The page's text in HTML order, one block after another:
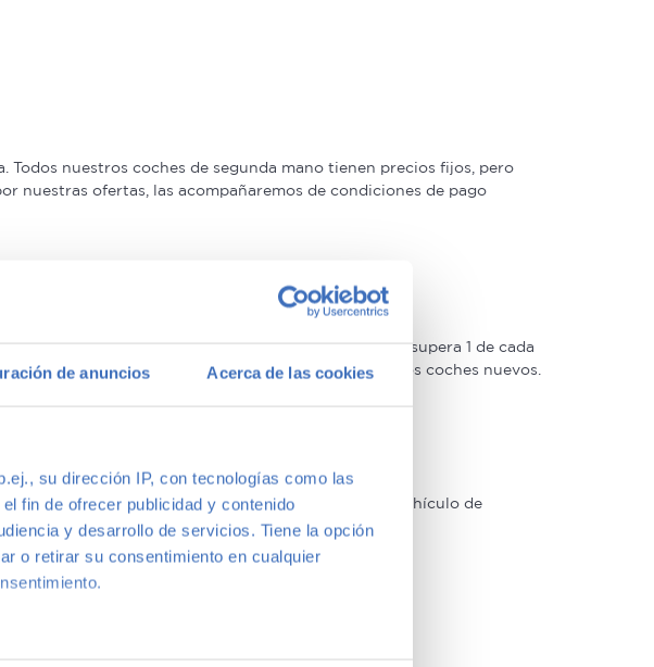
de anuncios Acerca de las cookies
su dirección IP, con tecnologías como las
fin de ofrecer publicidad y contenido
y desarrollo de servicios. Tiene la opción
o retirar su consentimiento en cualquier
Todos nuestros coches de segunda mano tienen precios fijos, pero
nuestras ofertas, las acompañaremos de condiciones de pago
pasan el más riguroso control de calidad –solo lo supera 1 de cada
una Garantía 5 Estrellas muy similar a la de los coches nuevos.
gran variedad de marcas y modelos. Encuentra el vehículo de
si lo prefieres, ven a vernos y te aconsejamos.